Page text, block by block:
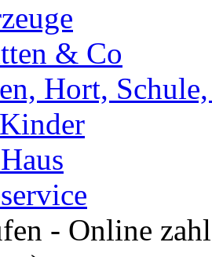
& Co
Hort,
- Online